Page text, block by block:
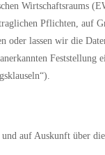
Wirtschaftsraums
Pflichten,
oder lassen wir die
Feststellung
auf Auskunft über